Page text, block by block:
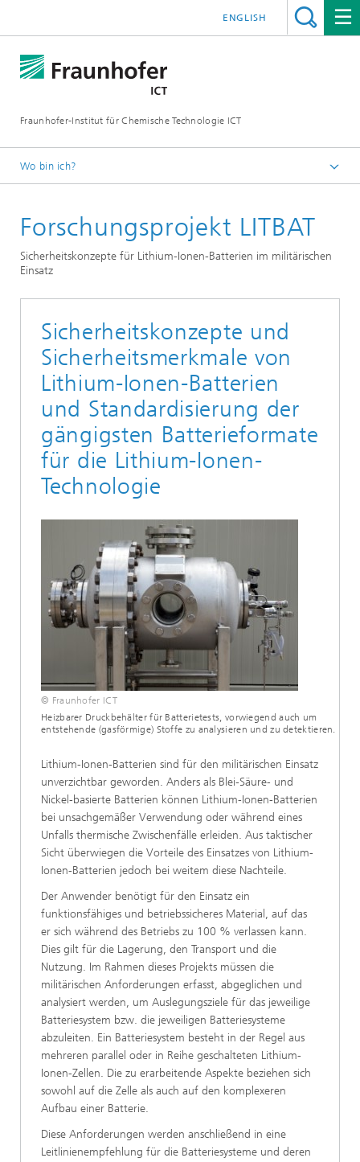
Fraunhofer-Institut für Chemische Technologie ICT
ENGLISH
Wo bin ich?
Projekte & Kooperationen
Forschungsprojekt LITBAT
Sicherheitskonzepte für Lithium-Ionen-Batterien im militärischen
Einsatz
Sicherheitskonzepte und
Sicherheitsmerkmale von
Lithium-Ionen-Batterien
und Standardisierung der
gängigsten Batterieformate
für die Lithium-Ionen-
Technologie
© Fraunhofer ICT
Heizbarer Druckbehälter für Batterietests, vorwiegend auch um
entstehende (gasförmige) Stoffe zu analysieren und zu detektieren.
Lithium-Ionen-Batterien sind für den militärischen Einsatz
unverzichtbar geworden. Anders als Blei-Säure- und
Nickel-basierte Batterien können Lithium-Ionen-Batterien
bei unsachgemäßer Verwendung oder während eines
Unfalls thermische Zwischenfälle erleiden. Aus taktischer
Sicht überwiegen die Vorteile des Einsatzes von Lithium-
Ionen-Batterien jedoch bei weitem diese Nachteile.
Der Anwender benötigt für den Einsatz ein
funktionsfähiges und betriebssicheres Material, auf das
er sich während des Betriebs zu 100 % verlassen kann.
Dies gilt für die Lagerung, den Transport und die
Nutzung. Im Rahmen dieses Projekts müssen die
militärischen Anforderungen erfasst, abgeglichen und
analysiert werden, um Auslegungsziele für das jeweilige
Batteriesystem bzw. die jeweiligen Batteriesysteme
abzuleiten. Ein Batteriesystem besteht in der Regel aus
mehreren parallel oder in Reihe geschalteten Lithium-
Ionen-Zellen. Die zu erarbeitende Aspekte beziehen sich
sowohl auf die Zelle als auch auf den komplexeren
Aufbau einer Batterie.
Diese Anforderungen werden anschließend in eine
Leitlinienempfehlung für die Batteriesysteme und deren